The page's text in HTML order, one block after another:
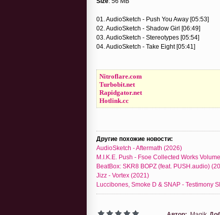
01. AudioSketch - Push You Away [05:53]
02. AudioSketch - Shadow Girl [06:49]
03. AudioSketch - Stereotypes [05:54]
04. AudioSketch - Take Eight [05:41]
Nitroflare.com
Turbobit.net
Rapidgator.net
Hotlink.cc
Другие похожие новости:
AudioSketch - Aftermath (2026)
M.I.K.E. Push - Fsoe Collected Works
BeatBox: SKR8 BOPZ (feat. PUSH.audio)
Jizz - Vortex (2021)
Luccibones, Smoke D & SNAP - Testimony